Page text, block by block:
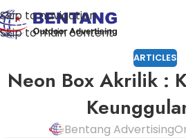
Skip to navigation
Skip to main content
ARTICLES
Neon Box Akrilik :
Bentang Advertising